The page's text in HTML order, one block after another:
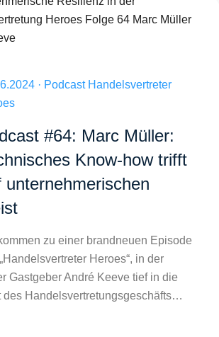
Resilienz in der Handelsvertretung
am 26.06.2024
· Podcast Handelsvertreter
#64: Marc Müller:
Know-how trifft
unternehmerischen
zu einer brandneuen Episode
Heroes“, in der
Gastgeber André Keeve tief in die
des Handelsvertretungsgeschäfts…